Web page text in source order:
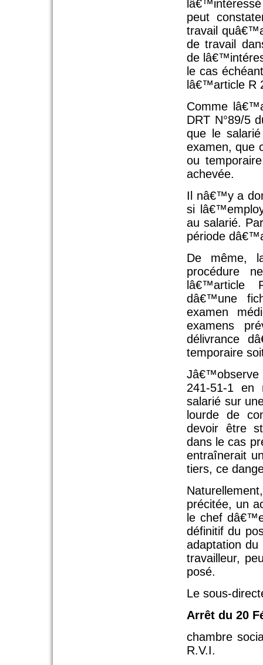
peut
travail
de travail
de
le cas
lâ€™article R
Comme
DRT N°89/5
que le
examen, que
ou
achevée.
Il nâ€™y a
si
au salarié.
période
De même,
procédure
lâ€™article
dâ€™une
examen
examens
délivrance
temporaire
241-51-1 en
salarié sur
lourde de
devoir être
dans le cas
entraînerait
tiers, ce
précitée, un
le chef
définitif du
adaptation
travailleur,
posé.
Le sous-
Arrêt du 20
chambre
R.V.I.